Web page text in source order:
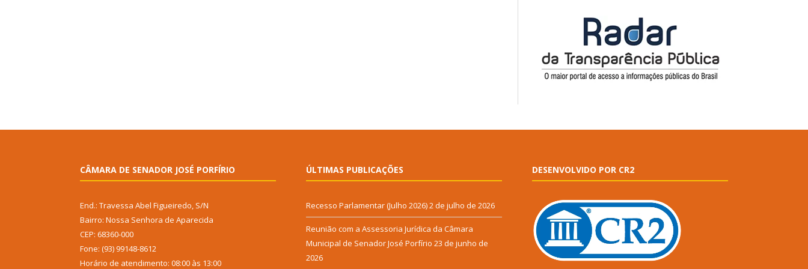
CÂMARA DE SENADOR JOSÉ PORFÍRIO
End.: Travessa Abel Figueiredo, S/N
Bairro: Nossa Senhora de Aparecida
CEP: 68360-000
Fone: (93) 99148-8612
Horário de atendimento: 08:00 às 13:00
ÚLTIMAS PUBLICAÇÕES
Recesso Parlamentar (Julho 2026)2 de julho de 2026
Reunião com a Assessoria Jurídica da Câmara
Municipal de Senador José Porfírio 23 de junho de
2026
DESENVOLVIDO POR CR2